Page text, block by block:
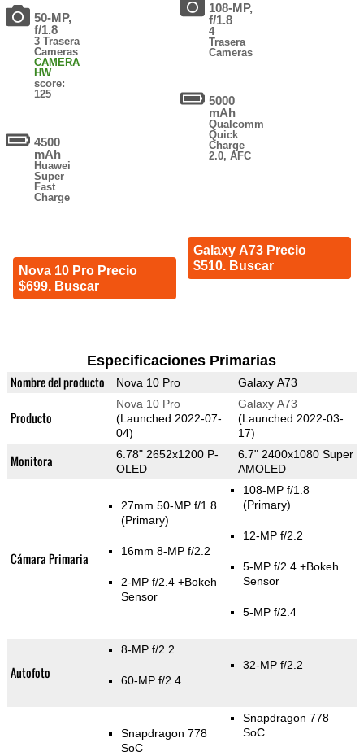
50-MP,
f/1.8
3 Trasera
Cameras
CAMERA
HW
score:
125
4500
mAh
Huawei
Super
Fast
Charge
Nova 10 Pro Precio
$699. Buscar
108-MP,
f/1.8
4
Trasera
Cameras
5000
mAh
Qualcomm
Quick
Charge
2.0, AFC
Galaxy A73 Precio
$510. Buscar
Especificaciones Primarias
Nombre del producto Nova 10 Pro Galaxy A73
Producto
Nova 10 Pro
(Launched 2022-07-
04)
Galaxy A73
(Launched 2022-03-
17)
Monitora
6.78" 2652x1200 P-
OLED
6.7" 2400x1080 Super
AMOLED
Cámara Primaria
27mm 50-MP f/1.8
(Primary)
16mm 8-MP f/2.2
2-MP f/2.4 +Bokeh
Sensor
108-MP f/1.8
(Primary)
12-MP f/2.2
5-MP f/2.4 +Bokeh
Sensor
5-MP f/2.4
Autofoto
8-MP f/2.2
60-MP f/2.4
32-MP f/2.2
Snapdragon 778
SoC
Snapdragon 778
SoC